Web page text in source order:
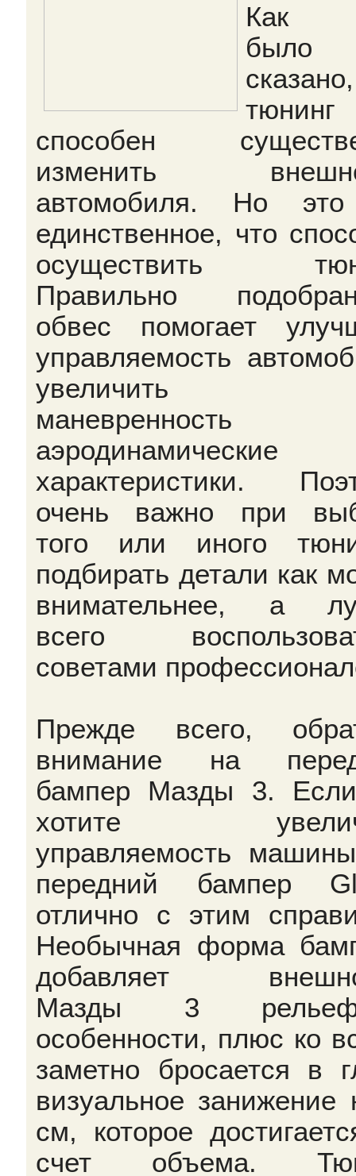
Как
было
сказано,
тюнинг
способен
изменить
автомобиля. Но
единственное, что
осуществить
Правильно
обвес помогает
управляемость
увеличить
аэродинамические
характеристики.
очень важно при
того или иного
подбирать детали как
внимательнее, а
всего
советами
Прежде всего,
внимание на
бампер Мазды 3.
хотите
управляемость
передний бампер
отлично с этим
Необычная форма
добавляет
Мазды 3
особенности, плюс ко
заметно бросается в
визуальное занижение
см, которое
счет объема.